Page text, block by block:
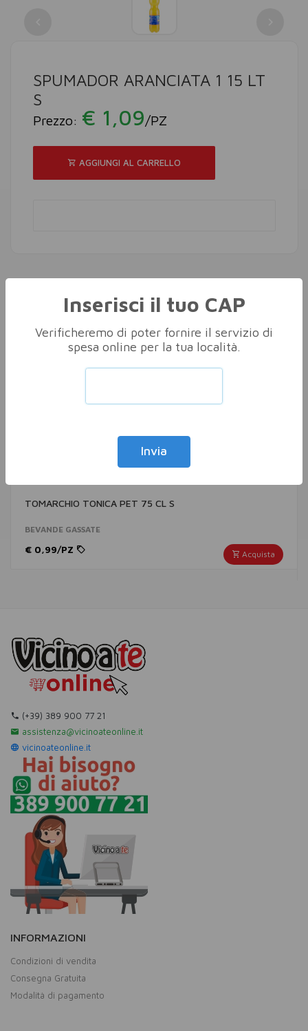
SPUMADOR ARANCIATA 1 15 LT
S
Prezzo: € 1,09/PZ
AGGIUNGI AL CARRELLO
Altri nella stessa categoria
TOMARCHIO TONICA PET 75 CL S
BEVANDE GASSATE
Acquista
€ 0,99/PZ
(+39) 389 900 77 21
assistenza@vicinoateonline.it
vicinoateonline.it
INFORMAZIONI
Condizioni di vendita
Consegna Gratuita
Modalità di pagamento
Inserisci il tuo CAP
Verificheremo di poter fornire il servizio di
spesa online per la tua località.
Invia